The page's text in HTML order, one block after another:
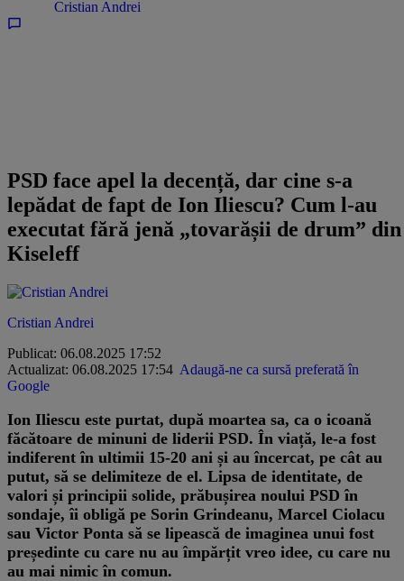
Cristian Andrei
PSD face apel la decență, dar cine s-a
lepădat de fapt de Ion Iliescu? Cum l-au
executat fără jenă „tovarășii de drum” din
Kiseleff
Cristian Andrei
Publicat: 06.08.2025 17:52
Actualizat: 06.08.2025 17:54 Adaugă-ne ca sursă preferată în
Google
Ion Iliescu este purtat, după moartea sa, ca o icoană
făcătoare de minuni de liderii PSD. În viață, le-a fost
indiferent în ultimii 15-20 ani și au încercat, pe cât au
putut, să se delimiteze de el. Lipsa de identitate, de
valori și principii solide, prăbușirea noului PSD în
sondaje, îi obligă pe Sorin Grindeanu, Marcel Ciolacu
sau Victor Ponta să se lipească de imaginea unui fost
președinte cu care nu au împărțit vreo idee, cu care nu
au mai nimic în comun.